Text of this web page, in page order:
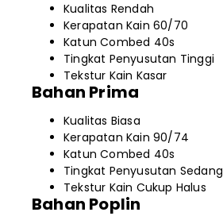
Kualitas Rendah
Kerapatan Kain 60/70
Katun Combed 40s
Tingkat Penyusutan Tinggi
Tekstur Kain Kasar
Bahan Prima
Kualitas Biasa
Kerapatan Kain 90/74
Katun Combed 40s
Tingkat Penyusutan Sedang
Tekstur Kain Cukup Halus
Bahan Poplin